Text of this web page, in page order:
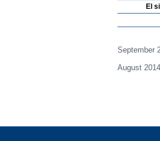
El
September
August